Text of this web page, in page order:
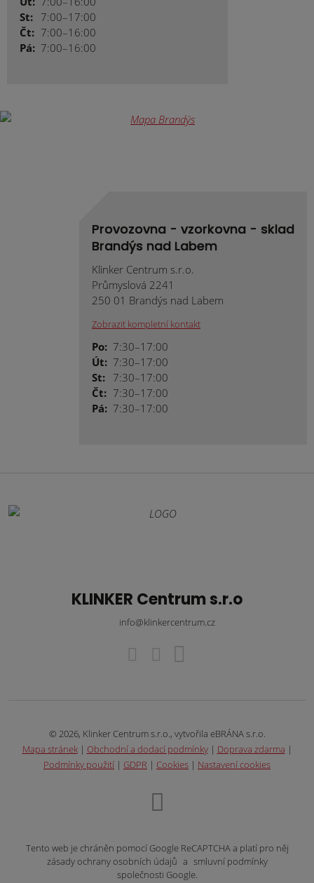
St: 7:00–17:00
Čt: 7:00–16:00
Pá: 7:00–16:00
Provozovna - vzorkovna - sklad
Brandýs nad Labem
Klinker Centrum s.r.o.
Průmyslová 2241
250 01 Brandýs nad Labem
Zobrazit kompletní kontakt
Po: 7:30–17:00
Út: 7:30–17:00
St: 7:30–17:00
Čt: 7:30–17:00
Pá: 7:30–17:00
KLINKER Centrum s.r.o
info@klinkercentrum.cz
© 2026, Klinker Centrum s.r.o., vytvořila eBRÁNA s.r.o.
Mapa stránek| Obchodní a dodací podmínky| Doprava zdarma |
Podmínky použití | GDPR | Cookies | Nastavení cookies
Tento web je chráněn pomocí Google ReCAPTCHA a platí pro něj
zásady ochrany osobních údajů a smluvní podmínky
společnosti Google.